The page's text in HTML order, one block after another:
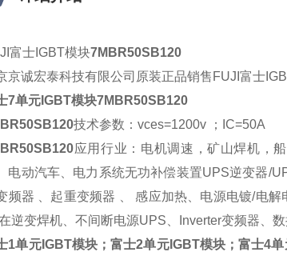
富士IGBT模块7MBR50SB120
京诚宏泰科技有限公司原装正品销售 FUJI富士
7单元IGBT模块7MBR50SB120
技术参数：vces=1200v ；IC=50A
应用行业： 电机调速，矿山焊机，
电动汽车、电力系统无功补偿装置UPS逆变器/
频器 、起重变频器 、 感应加热、电源电镀/电
逆变焊机、不间断电源UPS、Inverter变频器、
1单元IGBT模块；富士2单元IGBT模块；富士4